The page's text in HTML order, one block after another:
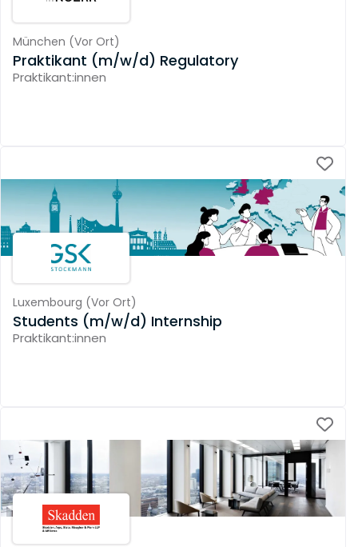
München (Vor Ort)
Praktikant (m/w/d) Regulatory
Praktikant:innen
Luxembourg (Vor Ort)
Students (m/w/d) Internship
Praktikant:innen